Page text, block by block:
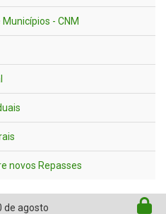
- CNM
novos Repasses
de agosto